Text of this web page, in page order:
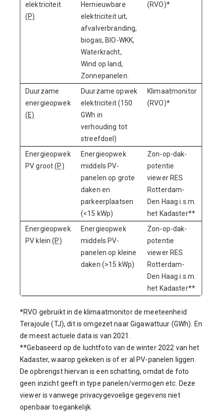
elektriciteit
(P)
Hernieuwbare
elektriciteit uit,
afvalverbranding,
biogas, BIO-WKK,
Waterkracht,
Wind op land,
Zonnepanelen.
(RVO)*
Duurzame
energieopwek
(E)
Duurzame opwek
elektriciteit (150
GWh in
verhouding tot
streefdoel)
Klimaatmonitor
(RVO)*
Energieopwek
PV groot(P)
Energieopwek
middels PV-
panelen op grote
daken en
parkeerplaatsen
(<15 kWp)
Zon-op-dak-
potentie
viewer RES
Rotterdam-
Den Haag i.s.m.
het Kadaster**
Energieopwek
PV klein(P)
Energieopwek
middels PV-
panelen op kleine
daken (>15 kWp)
Zon-op-dak-
potentie
viewer RES
Rotterdam-
Den Haag i.s.m.
het Kadaster**
*RVO gebruikt in de klimaatmonitor de meeteenheid
Terajoule (TJ), dit is omgezet naar Gigawattuur (GWh). En
de meest actuele data is van 2021.
**Gebaseerd op de luchtfoto van de winter 2022 van het
Kadaster, waarop gekeken is of er al PV-panelen liggen.
De opbrengst hiervan is een schatting, omdat de foto
geen inzicht geeft in type panelen/vermogen etc. Deze
viewer is vanwege privacygevoelige gegevens niet
openbaar toegankelijk.